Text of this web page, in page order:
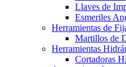
Llaves de
Esmeriles
Herramientas de
Martillos de
Herramientas
Cortadoras